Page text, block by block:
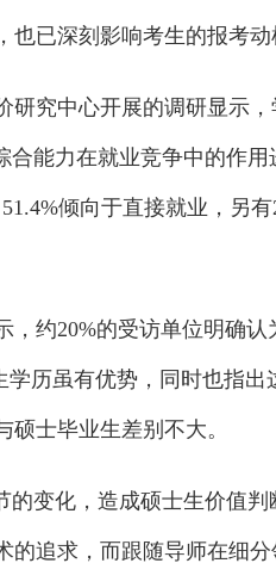
已深刻影响考生的报考动
究中心开展的调研显示，
合能力在就业竞争中的作
倾向于直接就业，另
约20%的受访单位明确认
学历虽有优势，同时也指
士毕业生差别不大。
变化，造成硕士生价值判
的追求，而跟随导师在细